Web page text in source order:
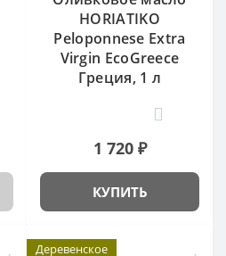
HORIATIKO
Peloponnese Extra
Virgin EcoGreece
Греция, 1 л
1 720 ₽
КУПИТЬ
Деревенское